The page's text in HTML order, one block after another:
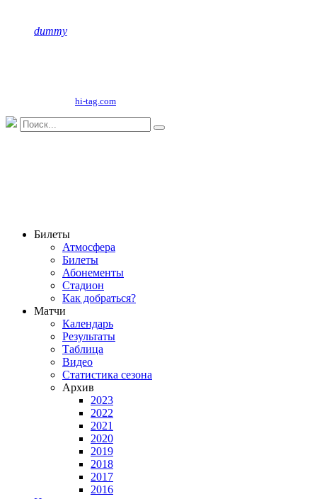
dummy
hi-tag.com
Билеты
Атмосфера
Билеты
Абонементы
Стадион
Как добраться?
Матчи
Календарь
Результаты
Таблица
Видео
Статистика сезона
Архив
2023
2022
2021
2020
2019
2018
2017
2016